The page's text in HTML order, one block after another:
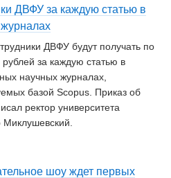
ДВФУ за каждую статью в
ДВФУ будут получать по
рублей за каждую статью в
научных журналах,
базой Scopus. Приказ об
ректор университета
шоу ждет первых